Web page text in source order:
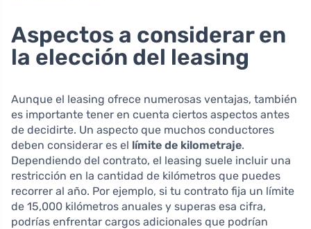
Aspectos a considerar en
la elección del leasing
Aunque el leasing ofrece numerosas ventajas, también
es importante tener en cuenta ciertos aspectos antes
de decidirte. Un aspecto que muchos conductores
deben considerar es el límite de kilometraje.
Dependiendo del contrato, el leasing suele incluir una
restricción en la cantidad de kilómetros que puedes
recorrer al año. Por ejemplo, si tu contrato fija un límite
de 15,000 kilómetros anuales y superas esa cifra,
podrías enfrentar cargos adicionales que podrían